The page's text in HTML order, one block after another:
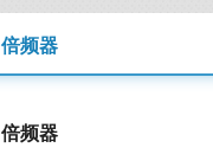
倍频器
倍频器